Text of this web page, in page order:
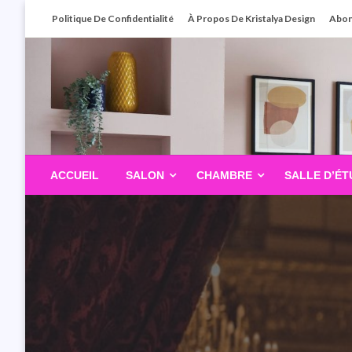
Politique De Confidentialité À Propos De Kristalya Design
ACCUEIL SALON CHAMBRE SALLE